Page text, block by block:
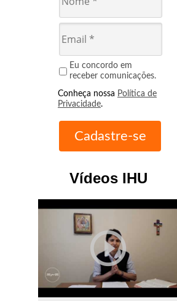
Eu concordo em
receber comunicações.
Conheça nossa Política de
Privacidade.
Vídeos IHU
play_circle_outline